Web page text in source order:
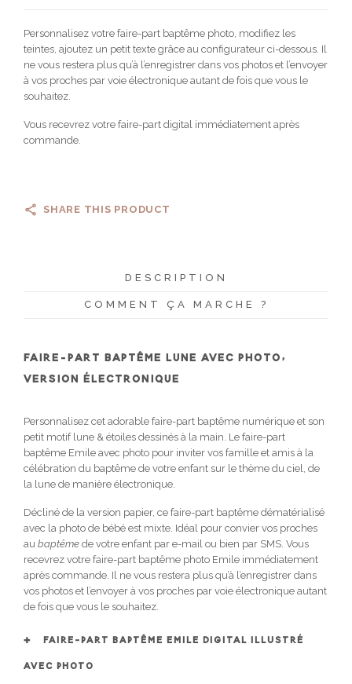
Personnalisez votre faire-part baptême photo, modifiez les
teintes, ajoutez un petit texte grâce au configurateur ci-dessous. Il
ne vous restera plus qu’à l’enregistrer dans vos photos et l’envoyer
à vos proches par voie électronique autant de fois que vous le
souhaitez.
Vous recevrez votre faire-part digital immédiatement après
commande.
SHARE THIS PRODUCT
DESCRIPTION
COMMENT ÇA MARCHE ?
FAIRE-PART BAPTÊME LUNE AVEC PHOTO,
VERSION ÉLECTRONIQUE
Personnalisez cet adorable faire-part baptême numérique et son
petit motif lune & étoiles dessinés à la main. Le faire-part
baptême Emile avec photo pour inviter vos famille et amis à la
célébration du baptême de votre enfant sur le thème du ciel, de
la lune de manière électronique.
Décliné de la version papier, ce faire-part baptême dématérialisé
avec la photo de bébé est mixte. Idéal pour convier vos proches
au baptême de votre enfant par e-mail ou bien par SMS. Vous
recevrez votre faire-part baptême photo Emile immédiatement
après commande. Il ne vous restera plus qu’à l’enregistrer dans
vos photos et l’envoyer à vos proches par voie électronique autant
de fois que vous le souhaitez.
FAIRE-PART BAPTÊME EMILE DIGITAL ILLUSTRÉ
AVEC PHOTO